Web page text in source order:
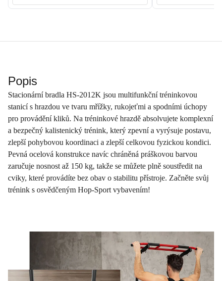
Popis
Stacionární bradla HS-2012K jsou multifunkční tréninkovou
stanicí s hrazdou ve tvaru mřížky, rukojeťmi a spodními úchopy
pro provádění kliků. Na tréninkové hrazdě absolvujete komplexní
a bezpečný kalistenický trénink, který zpevní a vyrýsuje postavu,
zlepší pohybovou koordinaci a zlepší celkovou fyzickou kondici.
Pevná ocelová konstrukce navíc chráněná práškovou barvou
zaručuje nosnost až 150 kg, takže se můžete plně soustředit na
cviky, které provádíte bez obav o stabilitu přístroje. Začněte svůj
trénink s osvědčeným Hop-Sport vybavením!